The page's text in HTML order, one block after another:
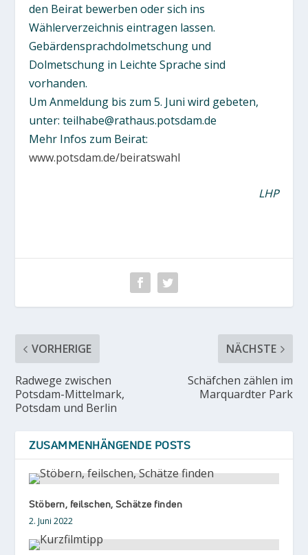
den Beirat bewerben oder sich ins
Wählerverzeichnis eintragen lassen.
Gebärdensprachdolmetschung und
Dolmetschung in Leichte Sprache sind
vorhanden.
Um Anmeldung bis zum 5. Juni wird gebeten,
unter: teilhabe@rathaus.potsdam.de
Mehr Infos zum Beirat:
www.potsdam.de/beiratswahl
LHP
VORHERIGE
Radwege zwischen
Potsdam-Mittelmark,
Potsdam und Berlin
NÄCHSTE
Schäfchen zählen im
Marquardter Park
ZUSAMMENHÄNGENDE POSTS
Stöbern, feilschen, Schätze finden
2. Juni 2022